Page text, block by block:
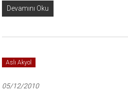
Devamını Oku
Aslı Akyol
05/12/2010